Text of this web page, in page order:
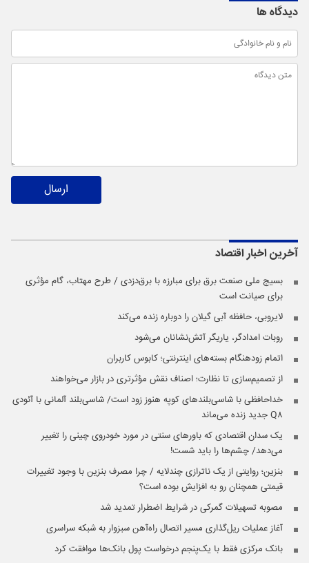
دیدگاه ها
ارسال
آخرین اخباراقتصاد
بسیج ملی صنعت برق برای مبارزه با برق‌دزدی / طرح مهتاب، گام مؤثری
برای صیانت است
لایروبی، حافظه آبی گیلان را دوباره زنده می‌کند
روبات امدادگر، یاریگر آتش‌نشانان می‌شود
اتمام زودهنگام بسته‌های اینترنتی؛ کابوس کاربران
از تصمیم‌سازی تا نظارت؛ اصناف نقش مؤثرتری در بازار می‌خواهند
خداحافظی با شاسی‌بلندهای کوپه هنوز زود است/ شاسی‌بلند آلمانی با آئودی
Q۸ جدید زنده می‌ماند
یک سدان اقتصادی که باورهای سنتی در مورد خودروی چینی را تغییر
می‌دهد/ چشم‌ها را باید شست!
بنزین؛ روایتی از یک ناترازی چندلایه / چرا مصرف بنزین با وجود تغییرات
قیمتی همچنان رو به افزایش بوده است؟
مصوبه تسهیلات گمرکی در شرایط اضطرار تمدید شد
آغاز عملیات ریل‌گذاری مسیر اتصال راه‌آهن سبزوار به شبکه سراسری
بانک مرکزی فقط با یک‌‎پنجم درخواست پول بانک‌ها موافقت کرد